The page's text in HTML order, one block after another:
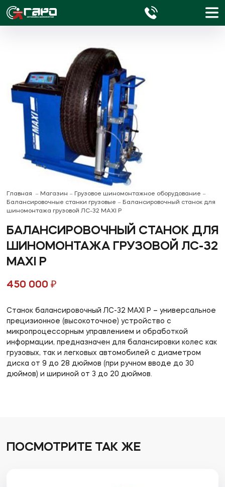
Главная Магазин
Грузовое шиномонтажное оборудование
Балансировочные станки грузовые
Балансировочный станок для
шиномонтажа грузовой ЛС-32 MAXI P
БАЛАНСИРОВОЧНЫЙ СТАНОК ДЛЯ
ШИНОМОНТАЖА ГРУЗОВОЙ ЛС-32
MAXI P
450 000 ₽
Станок балансировочный ЛС-32 MAXI P – универсальное
прецизионное (высокоточное) устройство с
микропроцессорным управлением и обработкой
информации, предназначен для балансировки колес как
грузовых, так и легковых автомобилей с диаметром
диска от 9 до 28 дюймов (при ручном вводе до 30
дюймов) и шириной от 3 до 20 дюймов.
ПОСМОТРИТЕ ТАК ЖЕ